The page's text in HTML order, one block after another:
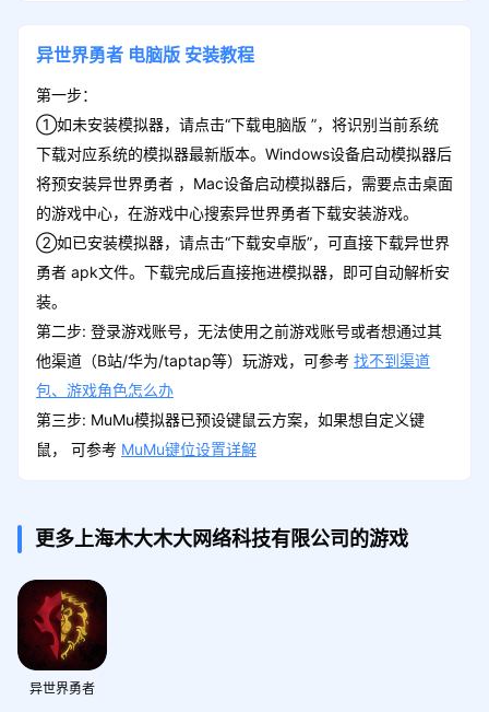
异世界勇者 电脑版 安装教程
第一步：
①如未安装模拟器，请点击“下载电脑版 ”，将识别当前系统
下载对应系统的模拟器最新版本。Windows设备启动模拟器后
将预安装异世界勇者 ，Mac设备启动模拟器后，需要点击桌面
的游戏中心，在游戏中心搜索异世界勇者下载安装游戏。
②如已安装模拟器，请点击“下载安卓版”，可直接下载异世界
勇者 apk文件。下载完成后直接拖进模拟器，即可自动解析安
装。
第二步: 登录游戏账号，无法使用之前游戏账号或者想通过其
他渠道（B站/华为/taptap等）玩游戏，可参考 找不到渠道
包、游戏角色怎么办
第三步: MuMu模拟器已预设键鼠云方案，如果想自定义键
鼠， 可参考 MuMu键位设置详解
更多上海木大木大网络科技有限公司的游戏
异世界勇者